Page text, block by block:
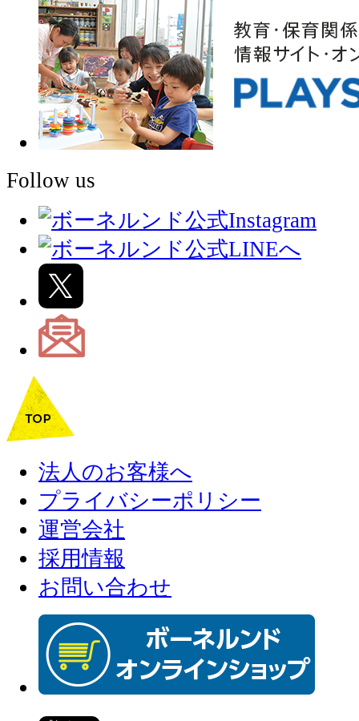
Follow us
法人のお客様へ
プライバシーポリシー
運営会社
採用情報
お問い合わせ